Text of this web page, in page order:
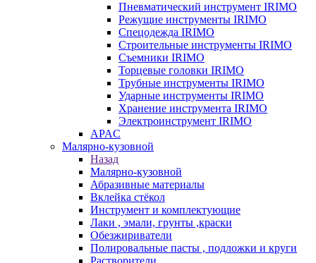
Пневматический инструмент IRIMO
Режущие инструменты IRIMO
Спецодежда IRIMO
Строительные инструменты IRIMO
Съемники IRIMO
Торцевые головки IRIMO
Трубные инструменты IRIMO
Ударные инструменты IRIMO
Хранение инструмента IRIMO
Электроинструмент IRIMO
APAC
Малярно-кузовной
Назад
Малярно-кузовной
Абразивные материалы
Вклейка стёкол
Инструмент и комплектующие
Лаки , эмали, грунты ,краски
Обезжириватели
Полировальные пасты , подложки и круги
Растворители